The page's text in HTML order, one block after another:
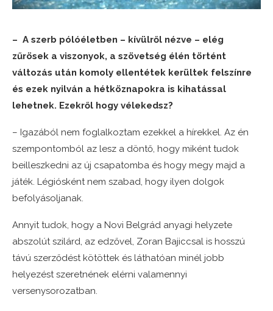
– A szerb pólóéletben – kívülről nézve – elég
zűrösek a viszonyok, a szövetség élén történt
változás után komoly ellentétek kerültek felszínre
és ezek nyilván a hétköznapokra is kihatással
lehetnek. Ezekről hogy vélekedsz?
– Igazából nem foglalkoztam ezekkel a hírekkel. Az én
szempontomból az lesz a döntő, hogy miként tudok
beilleszkedni az új csapatomba és hogy megy majd a
játék. Légiósként nem szabad, hogy ilyen dolgok
befolyásoljanak.
Annyit tudok, hogy a Novi Belgrád anyagi helyzete
abszolút szilárd, az edzővel, Zoran Bajiccsal is hosszú
távú szerződést kötöttek és láthatóan minél jobb
helyezést szeretnének elérni valamennyi
versenysorozatban.